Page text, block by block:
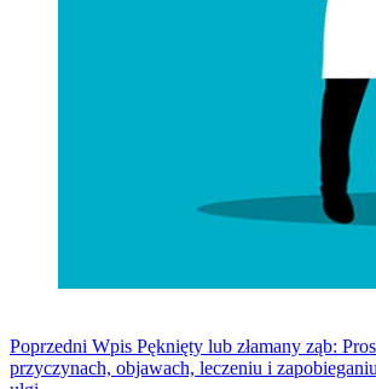
Poprzedni Wpis Pęknięty lub złamany ząb:
przyczynach, objawach, leczeniu i